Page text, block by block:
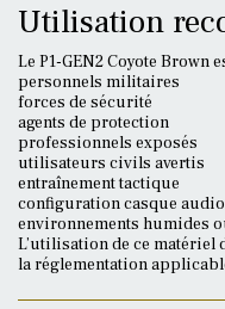
Utilisation
Le P1-GEN2 Coyote Brown
personnels militaires
forces de sécurité
agents de protection
professionnels exposés
utilisateurs civils avertis
entraînement tactique
configuration casque
environnements humides
L’utilisation de ce matériel
la réglementation